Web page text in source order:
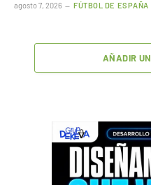
agosto 7, 2026 FÚTBOL DE ESPAÑA
AÑADIR